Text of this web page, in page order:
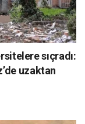
sıçradı:
uzaktan